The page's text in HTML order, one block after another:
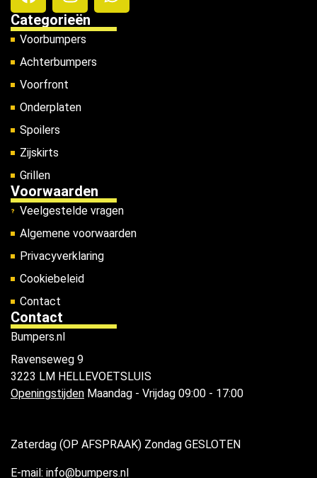
Categorieën
Voorbumpers
Achterbumpers
Voorfront
Onderplaten
Spoilers
Zijskirts
Grillen
Voorwaarden
Veelgestelde vragen
Algemene voorwaarden
Privacyverklaring
Cookiebeleid
Contact
Contact
Bumpers.nl
Ravenseweg 9
3223 LM HELLEVOETSLUIS
Openingstijden Maandag - Vrijdag 09:00 - 17:00
Zaterdag (OP AFSPRAAK) Zondag GESLOTEN
E-mail: info@bumpers.nl